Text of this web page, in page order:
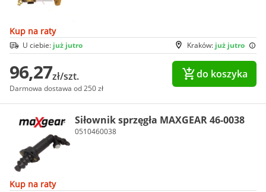
Kup na raty
Kraków: już jutro
U ciebie: już jutro
96,27zł/szt.
Darmowa dostawa od 250 zł
do koszyka
Siłownik sprzęgła MAXGEAR 46-0038
0510460038
Kup na raty